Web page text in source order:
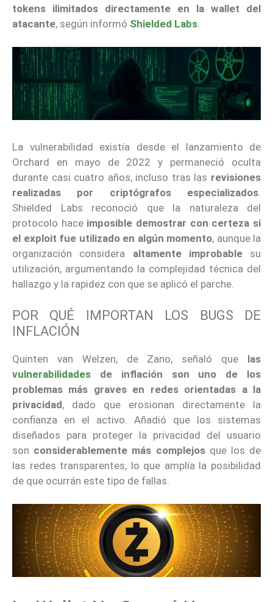
tokens ilimitados directamente en la wallet del
atacante, según informó Shielded Labs
La vulnerabilidad existía desde el lanzamiento de
Orchard en mayo de 2022 y permaneció oculta
durante casi cuatro años, incluso tras las revisiones
realizadas por criptógrafos especializados.
Shielded Labs reconoció que la naturaleza del
protocolo hace imposible demostrar con certeza si
el exploit fue utilizado en algún momento, aunque la
organización considera altamente improbablesu
utilización, argumentando la complejidad técnica del
hallazgo y la rapidez con que se aplicó el parche.
POR QUÉ IMPORTAN LOS BUGS DE
INFLACIÓN
Quinten van Welzen, de Zano, señaló que las
vulnerabilidades de inflación son uno de los
problemas más graves en redes orientadas a la
privacidad, dado que erosionan directamente la
confianza en el activo. Añadió que los sistemas
diseñados para proteger la privacidad del usuario
son considerablemente más complejosque los de
las redes transparentes, lo que amplía la posibilidad
de que ocurrán este tipo de fallas.